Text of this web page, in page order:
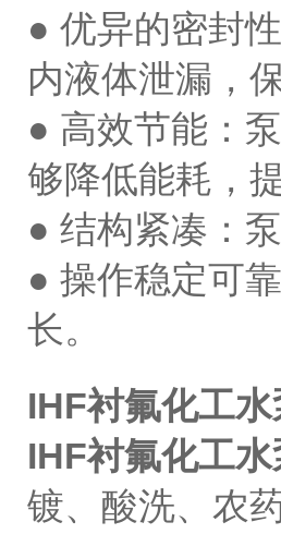
● 优异的密封
内液体泄漏，
● 高效节能：
够降低能耗，
● 结构紧凑：
● 操作稳定可
长。
IHF衬氟化工水
IHF衬氟化工水
镀、酸洗、农